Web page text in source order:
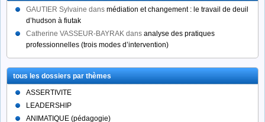
catégorieGAUTIER Sylvaine dans médiation et changement : le travail de deuil
d’hudson à fiutak
Catherine VASSEUR-BAYRAK dans analyse des pratiques
professionnelles (trois modes d’intervention)
tous les dossiers par thèmes
ASSERTIVITE
LEADERSHIP
ANIMATIQUE (pédagogie)